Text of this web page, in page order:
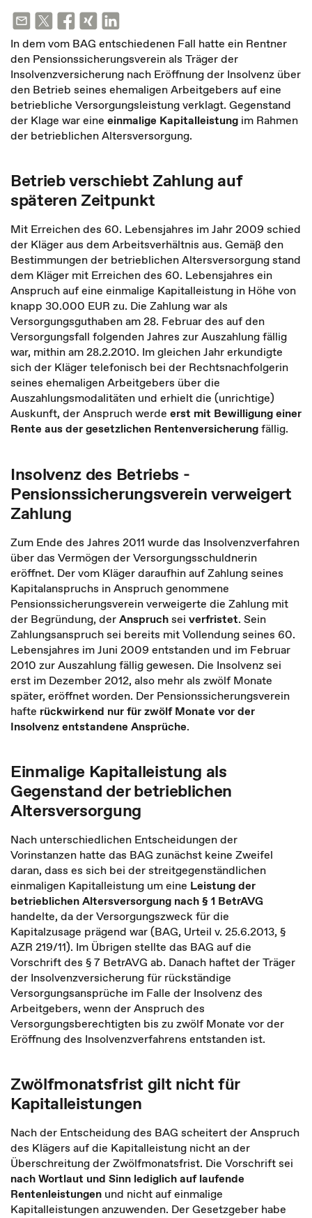
In dem vom BAG entschiedenen Fall hatte ein Rentner
den Pensionssicherungsverein als Träger der
Insolvenzversicherung nach Eröffnung der Insolvenz über
den Betrieb seines ehemaligen Arbeitgebers auf eine
betriebliche Versorgungsleistung verklagt. Gegenstand
der Klage war eine einmalige Kapitalleistung im Rahmen
der betrieblichen Altersversorgung.
Betrieb verschiebt Zahlung auf
späteren Zeitpunkt
Mit Erreichen des 60. Lebensjahres im Jahr 2009 schied
der Kläger aus dem Arbeitsverhältnis aus. Gemäß den
Bestimmungen der betrieblichen Altersversorgung stand
dem Kläger mit Erreichen des 60. Lebensjahres ein
Anspruch auf eine einmalige Kapitalleistung in Höhe von
knapp 30.000 EUR zu. Die Zahlung war als
Versorgungsguthaben am 28. Februar des auf den
Versorgungsfall folgenden Jahres zur Auszahlung fällig
war, mithin am 28.2.2010. Im gleichen Jahr erkundigte
sich der Kläger telefonisch bei der Rechtsnachfolgerin
seines ehemaligen Arbeitgebers über die
Auszahlungsmodalitäten und erhielt die (unrichtige)
Auskunft, der Anspruch werde erst mit Bewilligung einer
Rente aus der gesetzlichen Rentenversicherungfällig.
Insolvenz des Betriebs -
Pensionssicherungsverein verweigert
Zahlung
Zum Ende des Jahres 2011 wurde das Insolvenzverfahren
über das Vermögen der Versorgungsschuldnerin
eröffnet. Der vom Kläger daraufhin auf Zahlung seines
Kapitalanspruchs in Anspruch genommene
Pensionssicherungsverein verweigerte die Zahlung mit
der Begründung, derAnspruchsei verfristet. Sein
Zahlungsanspruch sei bereits mit Vollendung seines 60.
Lebensjahres im Juni 2009 entstanden und im Februar
2010 zur Auszahlung fällig gewesen. Die Insolvenz sei
erst im Dezember 2012, also mehr als zwölf Monate
später, eröffnet worden. Der Pensionssicherungsverein
hafte rückwirkend nur für zwölf Monate vor der
Insolvenz entstandene Ansprüche.
Einmalige Kapitalleistung als
Gegenstand der betrieblichen
Altersversorgung
Nach unterschiedlichen Entscheidungen der
Vorinstanzen hatte das BAG zunächst keine Zweifel
daran, dass es sich bei der streitgegenständlichen
einmaligen Kapitalleistung um eine Leistung der
betrieblichen Altersversorgung nach § 1 BetrAVG
handelte, da der Versorgungszweck für die
Kapitalzusage prägend war (BAG, Urteil v. 25.6.2013, §
AZR 219/11). Im Übrigen stellte das BAG auf die
Vorschrift des § 7 BetrAVG ab. Danach haftet der Träger
der Insolvenzversicherung für rückständige
Versorgungsansprüche im Falle der Insolvenz des
Arbeitgebers, wenn der Anspruch des
Versorgungsberechtigten bis zu zwölf Monate vor der
Eröffnung des Insolvenzverfahrens entstanden ist.
Zwölfmonatsfrist gilt nicht für
Kapitalleistungen
Nach der Entscheidung des BAG scheitert der Anspruch
des Klägers auf die Kapitalleistung nicht an der
Überschreitung der Zwölfmonatsfrist. Die Vorschrift sei
nach Wortlaut und Sinn lediglich auf laufende
Rentenleistungen und nicht auf einmalige
Kapitalleistungen anzuwenden. Der Gesetzgeber habe